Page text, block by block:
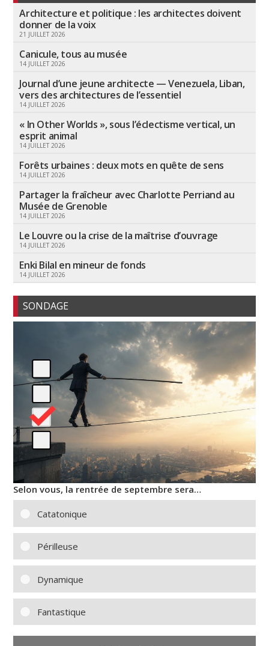
Architecture et politique : les architectes doivent
donner de la voix
21 JUILLET 2026
Canicule, tous au musée
14 JUILLET 2026
Journal d’une jeune architecte — Venezuela, Liban,
vers des architectures de l’essentiel
14 JUILLET 2026
« In Other Worlds », sous l’éclectisme vertical, un
esprit animal
14 JUILLET 2026
Forêts urbaines : deux mots en quête de sens
14 JUILLET 2026
Partager la fraîcheur avec Charlotte Perriand au
Musée de Grenoble
14 JUILLET 2026
Le Louvre ou la crise de la maîtrise d’ouvrage
14 JUILLET 2026
Enki Bilal en mineur de fonds
14 JUILLET 2026
SONDAGE
Selon vous, la rentrée de septembre sera…
Catatonique
Périlleuse
Dynamique
Fantastique